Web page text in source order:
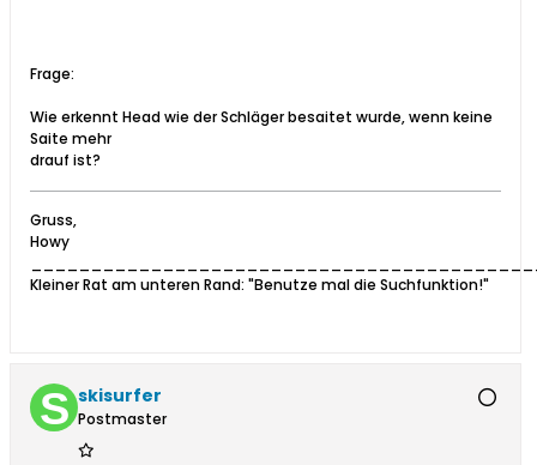
Frage:
Wie erkennt Head wie der Schläger besaitet wurde, wenn keine
Saite mehr
drauf ist?
Gruss,
Howy
Kleiner Rat am unteren Rand: "Benutze mal die Suchfunktion!"
skisurfer
Postmaster